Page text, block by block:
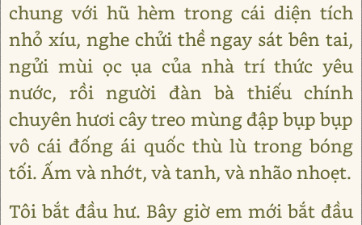
chung với hũ hèm trong cái diện tích
nhỏ xíu, nghe chửi thề ngay sát bên tai,
ngửi mùi ọc ụa của nhà trí thức yêu
nước, rồi người đàn bà thiếu chính
chuyên hươi cây treo mùng đập bụp bụp
vô cái đống ái quốc thù lù trong bóng
tối. Ấm và nhớt, và tanh, và nhão nhoẹt.
Tôi bắt đầu hư. Bây giờ em mới bắt đầu